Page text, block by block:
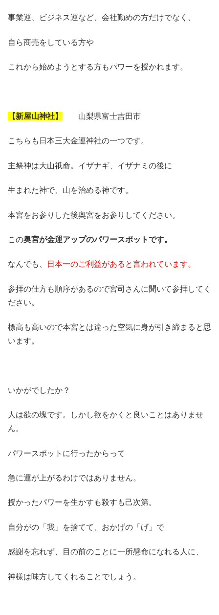
事業運、ビジネス運など、会社勤めの方だけでなく、
自ら商売をしている方や
これから始めようとする方もパワーを授かれます。
【新屋山神社】 山梨県富士吉田市
こちらも日本三大金運神社の一つです。
主祭神は大山祇命。イザナギ、イザナミの後に
生まれた神で、山を治める神です。
本宮をお参りした後奥宮をお参りしてください。
この奥宮が金運アップのパワースポットです。
なんでも、 日本一のご利益があると言われています。
参拝の仕方も順序があるので宮司さんに聞いて参拝してく
ださい。
標高も高いので本宮とは違った空気に身が引き締まると思
います。
いかがでしたか？
人は欲の塊です。しかし欲をかくと良いことはありませ
ん。
パワースポットに行ったからって
急に運が上がるわけではありません。
授かったパワーを生かすも殺すも己次第。
自分がの「我」を捨てて、おかげの「げ」で
感謝を忘れず、目の前のことに一所懸命になれる人に、
神様は味方してくれることでしょう。